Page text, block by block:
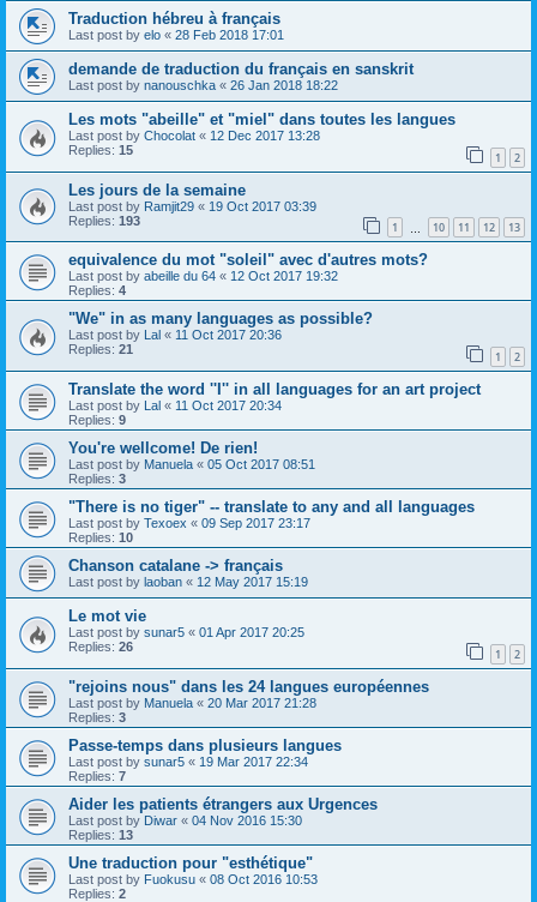
Traduction hébreu à français
Last post by elo « 28 Feb 2018 17:01
demande de traduction du français en sanskrit
Last post by nanouschka « 26 Jan 2018 18:22
Les mots "abeille" et "miel" dans toutes les langues
Last post by Chocolat « 12 Dec 2017 13:28
Replies: 15 1 2
Les jours de la semaine
Last post by Ramjit29 « 19 Oct 2017 03:39
Replies: 193 1 10 11 12 13
equivalence du mot "soleil" avec d'autres mots?
Last post by abeille du 64 « 12 Oct 2017 19:32
Replies: 4
"We" in as many languages as possible?
Last post by Lal « 11 Oct 2017 20:36
Replies: 21 1 2
Translate the word ''I'' in all languages for an art project
Last post by Lal « 11 Oct 2017 20:34
Replies: 9
You're wellcome! De rien!
Last post by Manuela « 05 Oct 2017 08:51
Replies: 3
"There is no tiger" -- translate to any and all languages
Last post by Texoex « 09 Sep 2017 23:17
Replies: 10
Chanson catalane -> français
Last post by laoban « 12 May 2017 15:19
Le mot vie
Last post by sunar5 « 01 Apr 2017 20:25
Replies: 26 1 2
"rejoins nous" dans les 24 langues européennes
Last post by Manuela « 20 Mar 2017 21:28
Replies: 3
Passe-temps dans plusieurs langues
Last post by sunar5 « 19 Mar 2017 22:34
Replies: 7
Aider les patients étrangers aux Urgences
Last post by Diwar « 04 Nov 2016 15:30
Replies: 13
Une traduction pour "esthétique"
Last post by Fuokusu « 08 Oct 2016 10:53
Replies: 2